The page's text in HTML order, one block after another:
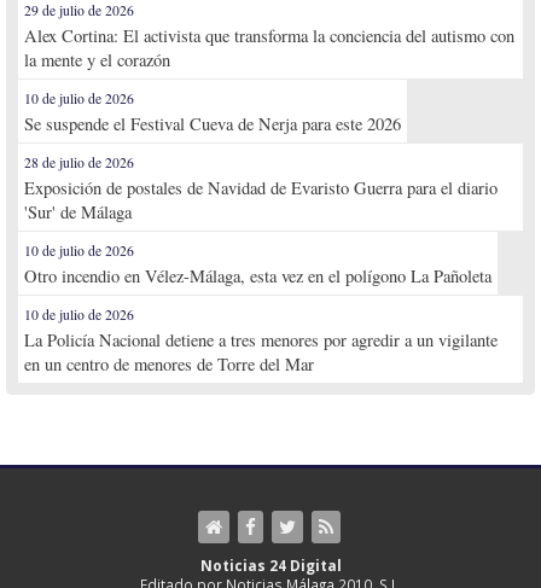
29 de julio de 2026
Alex Cortina: El activista que transforma la conciencia del autismo con
la mente y el corazón
10 de julio de 2026
Se suspende el Festival Cueva de Nerja para este 2026
28 de julio de 2026
Exposición de postales de Navidad de Evaristo Guerra para el diario
'Sur' de Málaga
10 de julio de 2026
Otro incendio en Vélez-Málaga, esta vez en el polígono La Pañoleta
10 de julio de 2026
La Policía Nacional detiene a tres menores por agredir a un vigilante
en un centro de menores de Torre del Mar
Noticias 24 Digital